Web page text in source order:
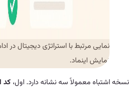
مرتبط با استراتژی دیجیتال در ادامه بحث
اینماد.
معمولاً سه نشانه دارد. اول،کد اینماددر